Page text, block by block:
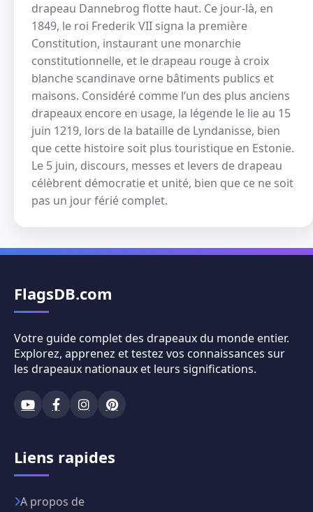
drapeau Dannebrog flotte haut. Ce jour-là, en
1849, le roi Frederik VII signa la première
Constitution, instaurant une monarchie
constitutionnelle, et le drapeau rouge à croix
blanche scandinave orne bâtiments publics et
maisons. Considéré comme l’un des plus anciens
drapeaux encore en usage, la légende le lie au 15
juin 1219, lors de la bataille de Lyndanisse, bien
que cette histoire soit plus touristique en Estonie.
Le 5 juin, discours, messes et levers de drapeau
célèbrent démocratie et unité, bien que ce ne soit
pas un jour férié complet.
FlagsDB.com
Votre guide complet des drapeaux du monde entier.
Explorez, apprenez et testez vos connaissances sur
les drapeaux nationaux et leurs significations.
Liens rapides
A propos de